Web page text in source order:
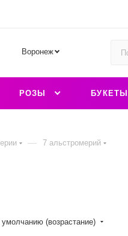
Воронеж
РОЗЫ БУКЕТЫ
— 7 альстромерий
умолчанию (возрастание)